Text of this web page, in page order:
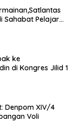
Sahabat Pelajar
ke
di Kongres Jilid 1
Denpom XIV/4
Voli